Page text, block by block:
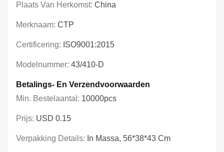
Plaats Van Herkomst: China
Merknaam: CTP
Certificering: ISO9001:2015
Modelnummer: 43/410-D
Betalings- En Verzendvoorwaarden
Min. Bestelaantal: 10000pcs
Prijs: USD 0.15
Verpakking Details: In Massa, 56*38*43 Cm